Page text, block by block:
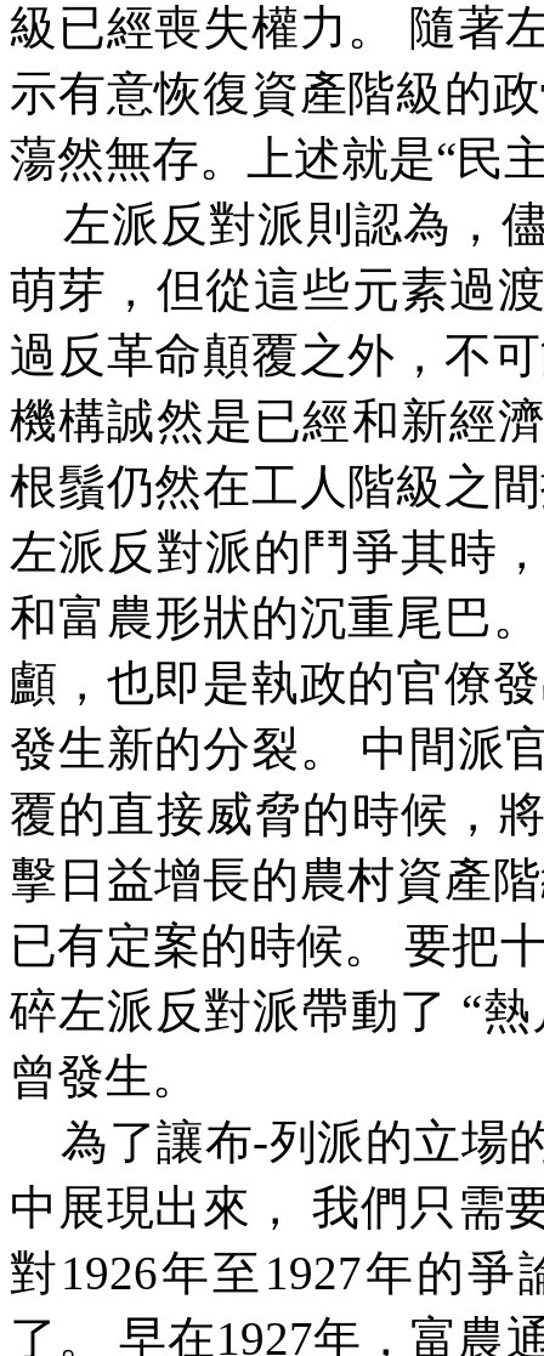
級已經喪失權力。
隨著
示有意恢復資產階級的
蕩然無存。上述就是“民
左派反對派則認為，
萌芽，但從這些元素過
過反革命顛覆之外，不
機構誠然是已經和新經
根鬚仍然在工人階級之
左派反對派的鬥爭其時
和富農形狀的沉重尾巴。
顱，也即是執政的官僚
發生新的分裂。
中間派
覆的直接威脅的時候，
擊日益增長的農村資產
已有定案的時候。
要把
碎左派反對派帶動了 “熱
曾發生。
為了讓布-列派的立場
中展現出來，
我們只需
對1926年至 1927年的爭
了。
早在1927年，富農